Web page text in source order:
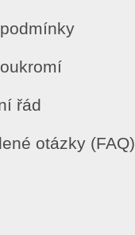
řád
otázky (FAQ)